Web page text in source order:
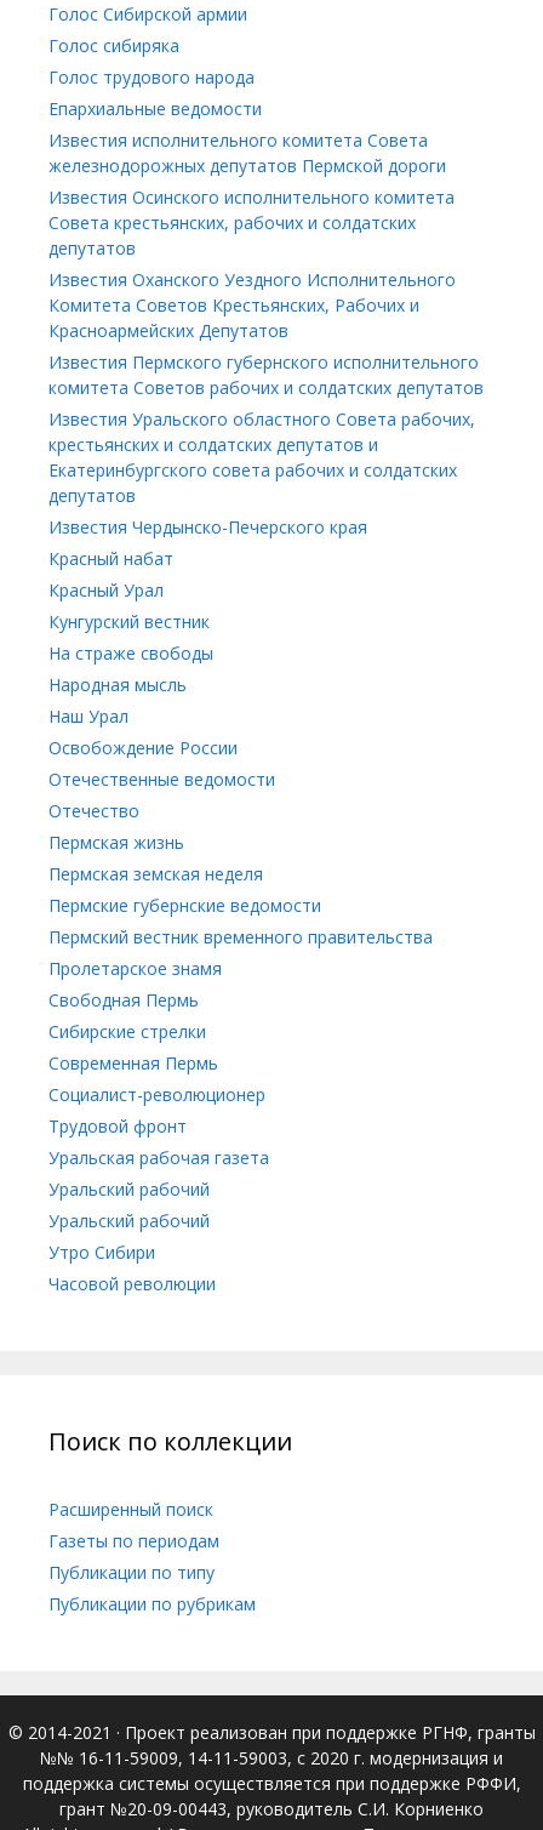
Голос Сибирской армии
Голос сибиряка
Голос трудового народа
Епархиальные ведомости
Известия исполнительного комитета Совета
железнодорожных депутатов Пермской дороги
Известия Осинского исполнительного комитета
Совета крестьянских, рабочих и солдатских
депутатов
Известия Оханского Уездного Исполнительного
Комитета Советов Крестьянских, Рабочих и
Красноармейских Депутатов
Известия Пермского губернского исполнительного
комитета Советов рабочих и солдатских депутатов
Известия Уральского областного Совета рабочих,
крестьянских и солдатских депутатов и
Екатеринбургского совета рабочих и солдатских
депутатов
Известия Чердынско-Печерского края
Красный набат
Красный Урал
Кунгурский вестник
На страже свободы
Народная мысль
Наш Урал
Освобождение России
Отечественные ведомости
Отечество
Пермская жизнь
Пермская земская неделя
Пермские губернские ведомости
Пермский вестник временного правительства
Пролетарское знамя
Свободная Пермь
Сибирские стрелки
Современная Пермь
Социалист-революционер
Трудовой фронт
Уральская рабочая газета
Уральский рабочий
Уральский рабочий
Утро Сибири
Часовой революции
Поиск по коллекции
Расширенный поиск
Газеты по периодам
Публикации по типу
Публикации по рубрикам
© 2014-2021 · Проект реализован при поддержке РГНФ, гранты
№№ 16-11-59009, 14-11-59003, с 2020 г. модернизация и
поддержка системы осуществляется при поддержке РФФИ,
грант №20-09-00443, руководитель С.И. Корниенко